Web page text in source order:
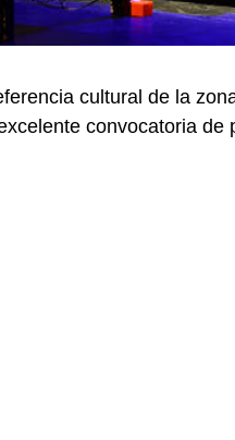
cultural de la
convocatoria de